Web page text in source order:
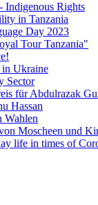
Indigenous Rights
in Tanzania
Day 2023
Tour Tanzania"
in Ukraine
Sector
für Abdulrazak
Hassan
Wahlen
Moscheen und
life in times of